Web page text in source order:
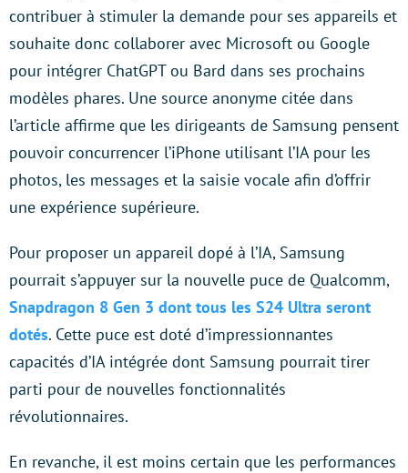
contribuer à stimuler la demande pour ses appareils et
souhaite donc collaborer avec Microsoft ou Google
pour intégrer ChatGPT ou Bard dans ses prochains
modèles phares. Une source anonyme citée dans
l’article affirme que les dirigeants de Samsung pensent
pouvoir concurrencer l’iPhone utilisant l’IA pour les
photos, les messages et la saisie vocale afin d’offrir
une expérience supérieure.
Pour proposer un appareil dopé à l’IA, Samsung
pourrait s’appuyer sur la nouvelle puce de Qualcomm,
Snapdragon 8 Gen 3 dont tous les S24 Ultra seront
dotés. Cette puce est doté d’impressionnantes
capacités d’IA intégrée dont Samsung pourrait tirer
parti pour de nouvelles fonctionnalités
révolutionnaires.
En revanche, il est moins certain que les performances